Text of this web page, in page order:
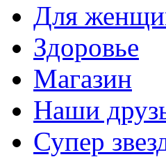
Для
Здоровье
Магазин
Наши
Супер